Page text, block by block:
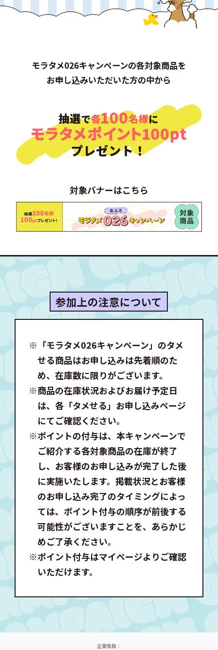
モラタメ026キャンペーンの各対象商品を
お申し込みいただいた方の中から
対象バナーはこちら
参加上の注意について
※「モラタメ026キャンペーン」のタメ
せる商品はお申し込みは先着順のた
め、在庫数に限りがございます。
※商品の在庫状況およびお届け予定日
は、各「タメせる」お申し込みページ
にてご確認ください。
※ポイントの付与は、本キャンペーンで
ご紹介する各対象商品の在庫が終了
し、お客様のお申し込みが完了した後
に実施いたします。掲載状況とお客様
のお申し込み完了のタイミングによっ
ては、ポイント付与の順序が前後する
可能性がございますことを、あらかじ
めご了承ください。
※ポイント付与はマイページよりご確認
いただけます。
企業情報：